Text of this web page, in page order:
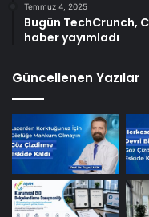
Temmuz 4, 2025
Bugün TechCrunch,
haber yayımladı
Güncellenen Yazılar